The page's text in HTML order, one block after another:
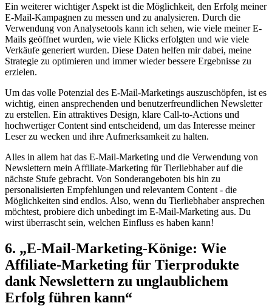
Ein weiterer wichtiger Aspekt ist die Möglichkeit, den Erfolg meiner
E-Mail-Kampagnen zu⁢ messen und zu analysieren. Durch die
Verwendung ⁢von Analysetools kann ich sehen,⁢ wie viele meiner E-
Mails geöffnet ‍wurden, wie viele Klicks erfolgten und wie viele
Verkäufe generiert wurden. Diese Daten helfen mir dabei, meine
Strategie zu optimieren und immer wieder bessere Ergebnisse‌ zu
erzielen.
Um das volle Potenzial des E-Mail-Marketings auszuschöpfen, ist es
wichtig, einen ⁤ansprechenden und benutzerfreundlichen Newsletter
zu⁢ erstellen. Ein attraktives ​Design, klare Call-to-Actions‍ und
hochwertiger Content sind ⁤entscheidend, um‌ das⁣ Interesse meiner
Leser zu wecken und ihre Aufmerksamkeit zu halten.
Alles in​ allem ⁣hat das ⁤E-Mail-Marketing und die ​Verwendung von
Newslettern mein Affiliate-Marketing⁤ für Tierliebhaber auf die
nächste Stufe gebracht. Von ​Sonderangeboten bis hin zu
personalisierten Empfehlungen und‌ relevantem Content -​ die
Möglichkeiten sind endlos. Also, wenn du Tierliebhaber ansprechen
möchtest, probiere dich unbedingt im E-Mail-Marketing aus. Du​
wirst überrascht sein, welchen ‌Einfluss es haben kann!
6. „E-Mail-Marketing-Könige: Wie
Affiliate-Marketing für Tierprodukte
dank ‌Newslettern zu unglaublichem
Erfolg führen kann“